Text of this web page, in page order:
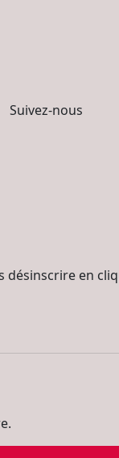
Suivez-nous
désinscrire en